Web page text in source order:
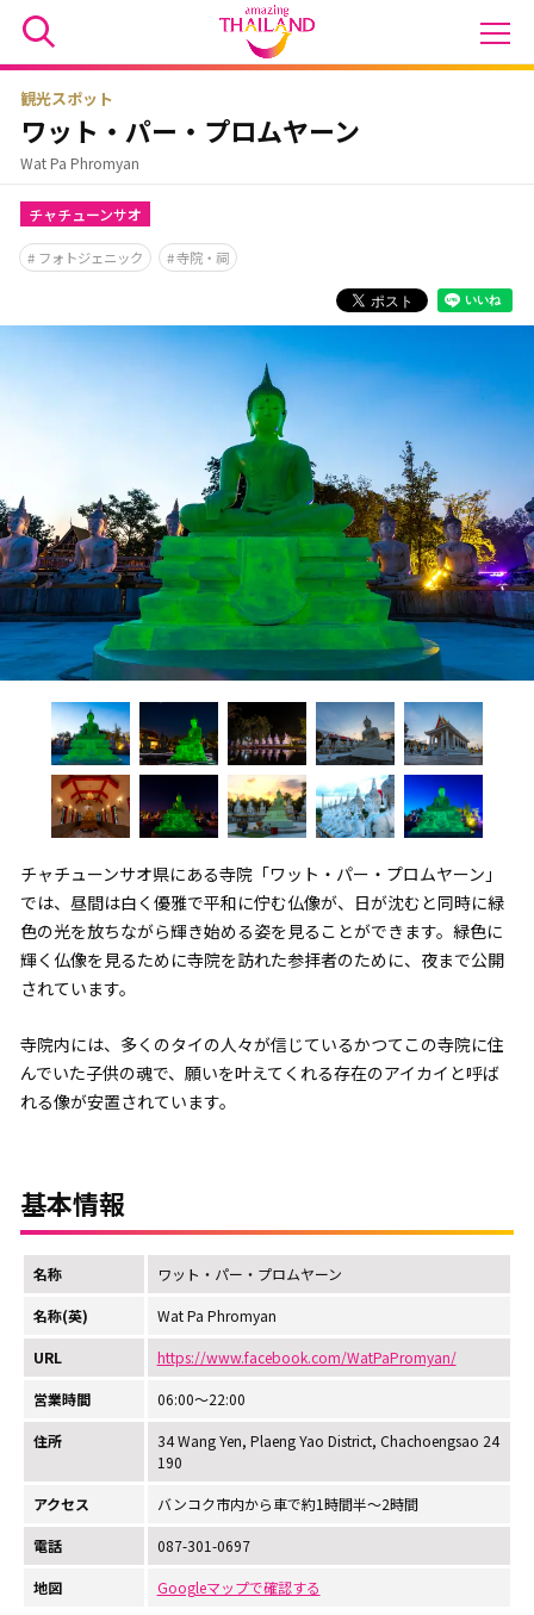
観光スポット
ワット・パー・プロムヤーン
Wat Pa Phromyan
チャチューンサオ
フォトジェニック 寺院・祠
チャチューンサオ県にある寺院「ワット・パー・プロムヤーン」
では、昼間は白く優雅で平和に佇む仏像が、日が沈むと同時に緑
色の光を放ちながら輝き始める姿を見ることができます。緑色に
輝く仏像を見るために寺院を訪れた参拝者のために、夜まで公開
されています。
寺院内には、多くのタイの人々が信じているかつてこの寺院に住
んでいた子供の魂で、願いを叶えてくれる存在のアイカイと呼ば
れる像が安置されています。
基本情報
名称 ワット・パー・プロムヤーン
名称(英) Wat Pa Phromyan
URL https://www.facebook.com/WatPaPromyan/
営業時間 06:00～22:00
住所
34 Wang Yen, Plaeng Yao District, Chachoengsao 24
190
アクセス バンコク市内から車で約1時間半～2時間
電話 087-301-0697
地図 Googleマップで確認する